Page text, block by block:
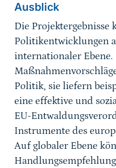
Ausblick
Die Projektergebnisse
Politikentwicklungen
internationaler Ebene.
Politik, sie liefern
eine effektive und
EU-
Instrumente des
Auf globaler Ebene